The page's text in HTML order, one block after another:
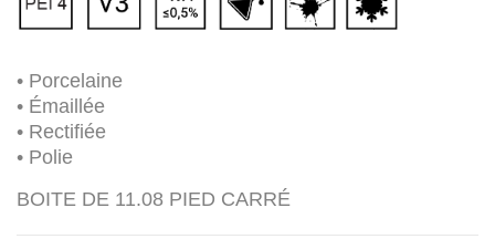
• Porcelaine
• Émaillée
• Rectifiée
• Polie
BOITE DE 11.08 PIED CARRÉ